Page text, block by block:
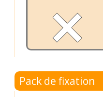
Pack de fixation